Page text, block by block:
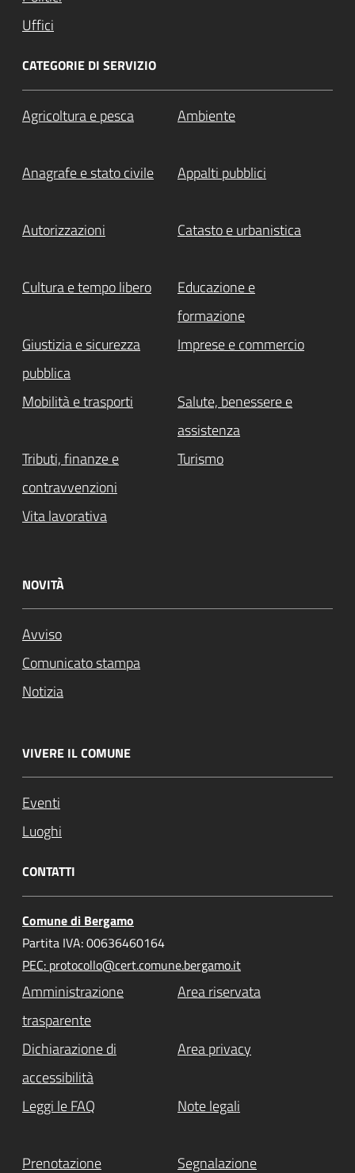
Uffici
CATEGORIE DI SERVIZIO
Agricoltura e pesca Ambiente
Anagrafe e stato civile Appalti pubblici
Autorizzazioni Catasto e urbanistica
Cultura e tempo libero
Educazione e
formazione
Giustizia e sicurezza
pubblica
Imprese e commercio
Mobilità e trasporti
Salute, benessere e
assistenza
Tributi, finanze e
contravvenzioni
Turismo
Vita lavorativa
NOVITÀ
Avviso
Comunicato stampa
Notizia
VIVERE IL COMUNE
Eventi
Luoghi
CONTATTI
Comune di Bergamo
Partita IVA: 00636460164
PEC: protocollo@cert.comune.bergamo.it
Amministrazione
trasparente
Area riservata
Dichiarazione di
accessibilità
Area privacy
Leggi le FAQ Note legali
Prenotazione Segnalazione